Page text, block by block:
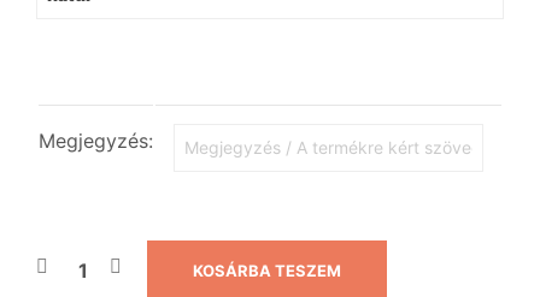
Megjegyzés:
KOSÁRBA TESZEM